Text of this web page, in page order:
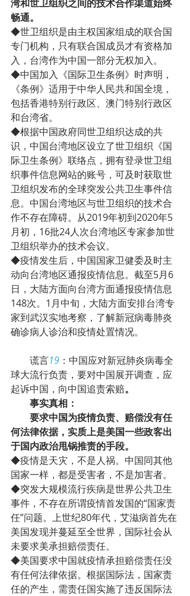
湾和世卫组织之间的技术合作渠道始终
畅通。
◆世卫组织是由主权国家组成的联合国
专门机构，只有联合国成员才有资格加
入，台湾作为中国一部分无权加入。
◆中国加入《国际卫生条例》时声明，
《条例》适用于中华人民共和国全境，
包括香港特别行政区、澳门特别行政区
和台湾省。
◆根据中国政府同世卫组织达成的共
识，中国台湾地区设立了世卫组织《国
际卫生条例》联络点，拥有登录世卫组
织事件信息网站的账号，可及时获取世
卫组织发布的全球突发公共卫生事件信
息。中国台湾地区与世卫组织的技术合
作不存在障碍。从2019年初到2020年5
月初，16批24人次台湾地区专家参加世
卫组织举办的技术会议。
◆疫情发生后，中国国家卫健委及时主
动向台湾地区通报疫情信息。截至5月6
日，大陆方面向台湾方面通报疫情信息
148次。1月中旬，大陆方面安排台湾专
家到武汉实地考察，了解新冠病毒肺炎
确诊病人诊治和疫情处置情况。
        谎言
19 ：中国应对新冠肺炎病毒全
球大流行负责，要对中国展开调查，应
起诉中国，向中国追责索赔。
事实真相：
要求中国为疫情负责、赔偿没有任
何法律依据，实质上是美国一些政客出
于国内政治甩锅推责的手段。
◆疫情是天灾，不是人祸。中国同其他
国家一样，都是受害者，不是加害者。
◆突发大规模流行疾病是世界公共卫生
事件，不存在所谓疫情首发国的“国家责
任”问题。上世纪80年代，艾滋病首先在
美国发现并蔓延至全世界，国际社会从
未要求美承担赔偿责任。
◆美国要求中国就疫情承担赔偿责任没
有任何法律依据。根据国际法，国家责
任的产生，需责任国实施了违反国际法